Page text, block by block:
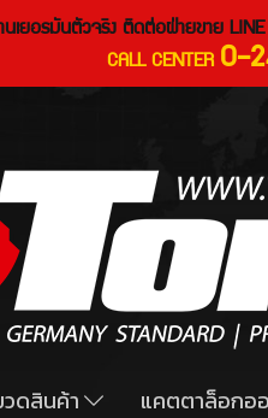
านเยอรมันตัวจริง ติดต่อฝ่ายขาย
CALL CENTER 0-
ดสินค้า แคตตาล็อกอ